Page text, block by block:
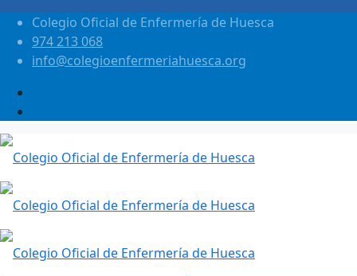
Colegio Oficial de Enfermería de Huesca
974 213 068
info@colegioenfermeriahuesca.org